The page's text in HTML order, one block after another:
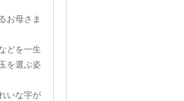
お母さま
どを一生
を選ぶ姿
いな字が